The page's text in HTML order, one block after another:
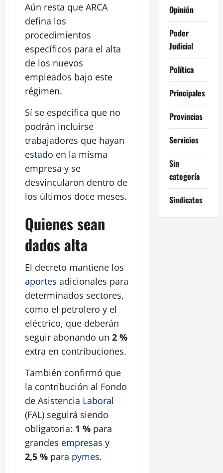
Aún resta que ARCA
defina los
procedimientos
específicos para el alta
de los nuevos
empleados bajo este
régimen.
Sí se especifica que no
podrán incluirse
trabajadores que hayan
estado en la misma
empresa y se
desvincularon dentro de
los últimos doce meses.
Quienes sean
dados alta
El decreto mantiene los
aportes adicionales para
determinados sectores,
como el petrolero y el
eléctrico, que deberán
seguir abonando un 2 %
extra en contribuciones.
También confirmó que
la contribución al Fondo
de Asistencia Laboral
(FAL) seguirá siendo
obligatoria: 1 % para
grandes empresas y
2,5 % para pymes.
Opinión
Poder
Judicial
Política
Principales
Provincias
Servicios
Sin
categoría
Sindicatos